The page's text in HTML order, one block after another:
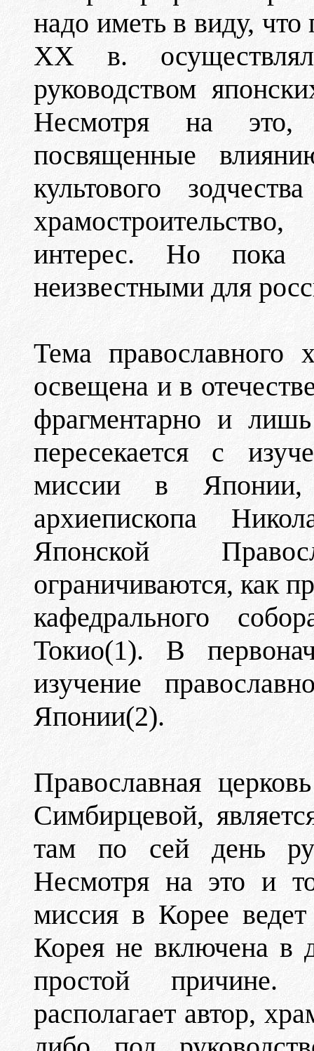
надо иметь в виду,
ХХ в.
руководством
Несмотря на это,
посвященные
культового
интерес. Но пока
неизвестными для
Тема православного
освещена и в
фрагментарно и
пересекается с
миссии в
архиепископа
Японской
ограничиваются, как
кафедрального
Токио(1). В
изучение
Японии(2).
Православная
Симбирцевой,
там по сей день
Несмотря на это и
миссия в Корее
Корея не включена в
простой
располагает автор,